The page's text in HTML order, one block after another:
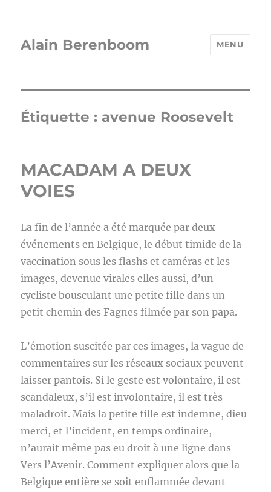
Alain Berenboom MENU
Étiquette : avenue Roosevelt
MACADAM A DEUX
VOIES
La fin de l’année a été marquée par deux
événements en Belgique, le début timide de la
vaccination sous les flashs et caméras et les
images, devenue virales elles aussi, d’un
cycliste bousculant une petite fille dans un
petit chemin des Fagnes filmée par son papa.
L’émotion suscitée par ces images, la vague de
commentaires sur les réseaux sociaux peuvent
laisser pantois. Si le geste est volontaire, il est
scandaleux, s’il est involontaire, il est très
maladroit. Mais la petite fille est indemne, dieu
merci, et l’incident, en temps ordinaire,
n’aurait même pas eu droit à une ligne dans
Vers l’Avenir. Comment expliquer alors que la
Belgique entière se soit enflammée devant